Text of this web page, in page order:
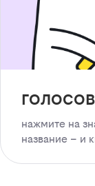
нажмите на
название – и